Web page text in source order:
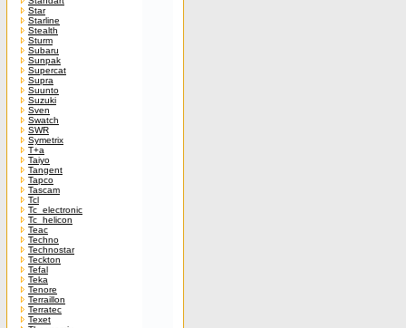
Star
Starline
Stealth
Sturm
Subaru
Sunpak
Supercat
Supra
Suunto
Suzuki
Sven
Swatch
SWR
Symetrix
T+a
Taiyo
Tangent
Tapco
Tascam
Tcl
Tc_electronic
Tc_helicon
Teac
Techno
Technostar
Teckton
Tefal
Teka
Tenore
Terraillon
Terratec
Texet